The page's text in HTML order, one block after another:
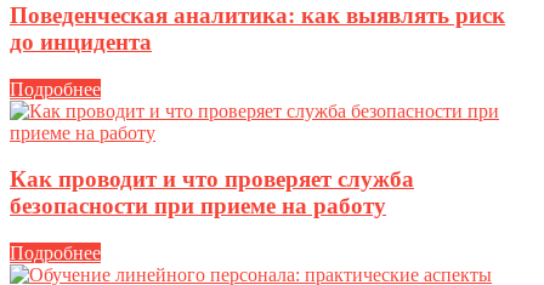
Поведенческая аналитика: как выявлять риск
до инцидента
Подробнее
Как проводит и что проверяет служба
безопасности при приеме на работу
Подробнее